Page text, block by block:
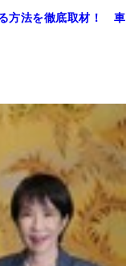
方法を徹底取材！ 車